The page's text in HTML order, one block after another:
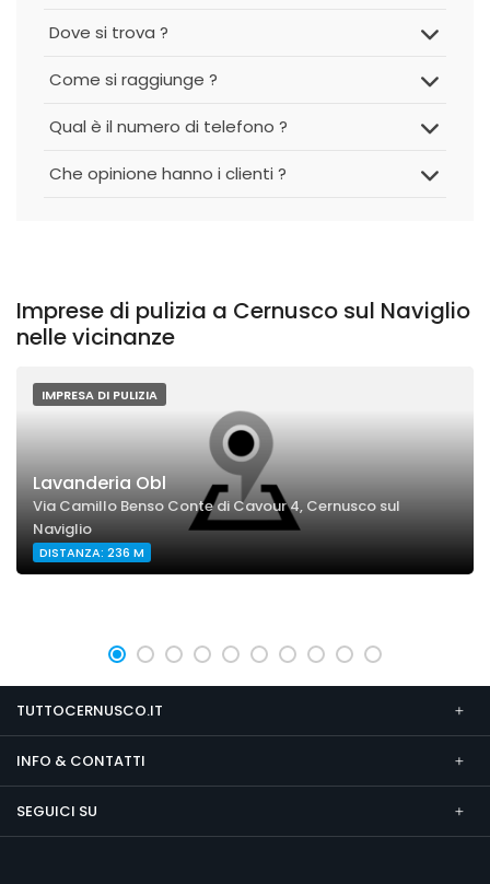
Dove si trova ?
Come si raggiunge ?
Qual è il numero di telefono ?
Che opinione hanno i clienti ?
Imprese di pulizia a Cernusco sul Naviglio
nelle vicinanze
IMPRESA DI PULIZIA
Lavanderia Obl
Via Camillo Benso Conte di Cavour 4, Cernusco sul
Naviglio
DISTANZA: 236 M
TUTTOCERNUSCO.IT
INFO & CONTATTI
SEGUICI SU